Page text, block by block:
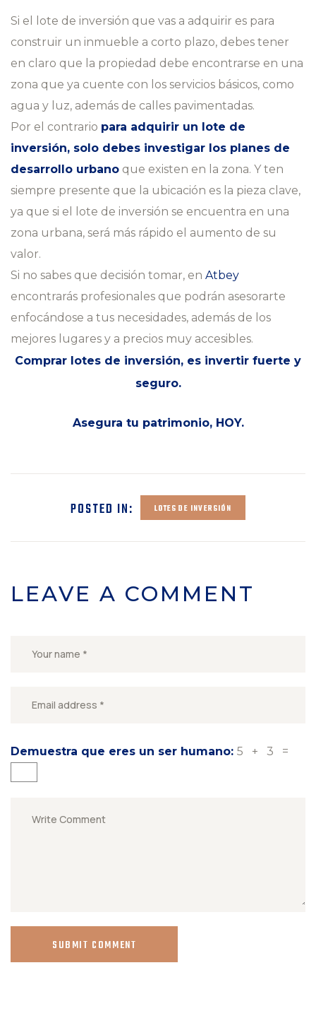
Si el lote de inversión que vas a adquirir es para
construir un inmueble a corto plazo, debes tener
en claro que la propiedad debe encontrarse en una
zona que ya cuente con los servicios básicos, como
agua y luz, además de calles pavimentadas.
Por el contrario para adquirir un lote de
inversión, solo debes investigar los planes de
desarrollo urbano que existen en la zona. Y ten
siempre presente que la ubicación es la pieza clave,
ya que si el lote de inversión se encuentra en una
zona urbana, será más rápido el aumento de su
valor.
Si no sabes que decisión tomar, en Atbey
encontrarás profesionales que podrán asesorarte
enfocándose a tus necesidades, además de los
mejores lugares y a precios muy accesibles.
Comprar lotes de inversión, es invertir fuerte y
seguro.
Asegura tu patrimonio, HOY.
POSTED IN: LOTES DE INVERSIÓN
LEAVE A COMMENT
Demuestra que eres un ser humano: 5 + 3 =
SUBMIT COMMENT